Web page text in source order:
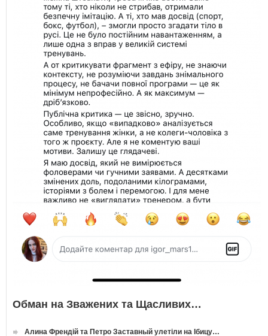
Обман на Зважених та Щасливих…
Алина Френдій та Петро Заставный улетіли на Ібицу…